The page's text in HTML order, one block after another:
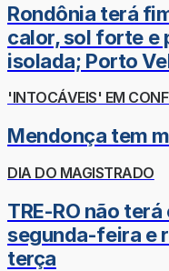
Rondônia terá
calor, sol forte e
isolada; Porto
'INTOCÁVEIS' EM
Mendonça tem
DIA DO MAGISTRADO
TRE-RO não
segunda-feira e
terça